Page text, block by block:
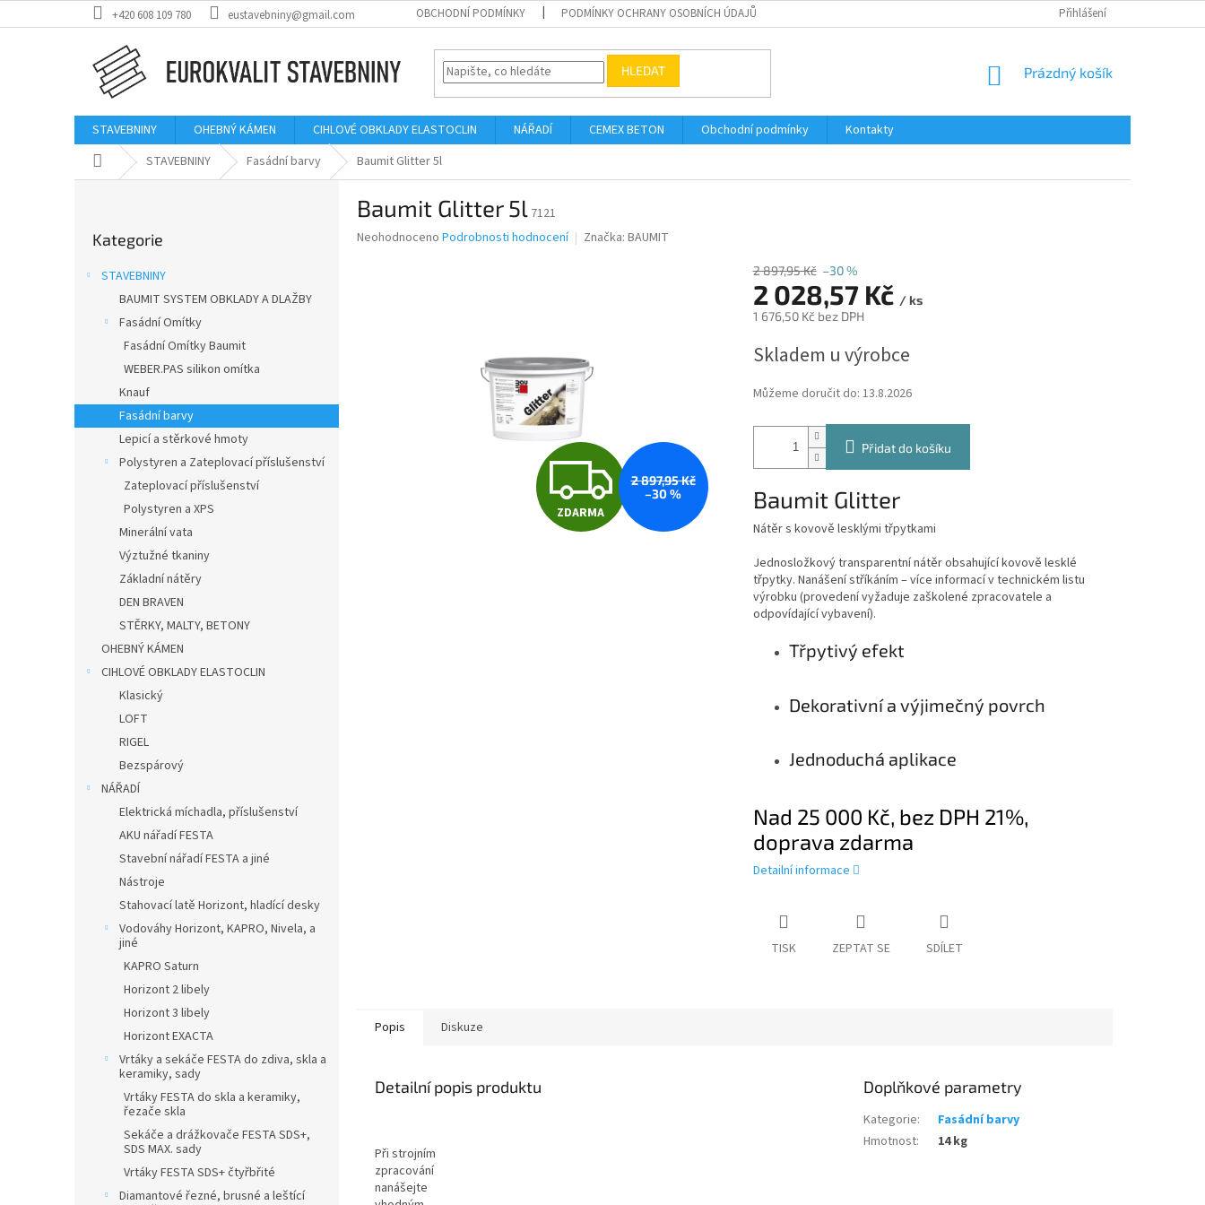
na
+420 608 109 780 eustavebniny@gmail.com OBCHODNÍ PODMÍNKY PODMÍNKY OCHRANY OSOBNÍCH ÚDAJŮ Přihlášení
HLEDAT
NÁKUPNÍ
Prázdný košík
STAVEBNINY OHEBNÝ KÁMEN CIHLOVÉ OBKLADY ELASTOCLIN NÁŘADÍ CEMEX BETON Obchodní podmínky
Kontakty
Domů STAVEBNINY Fasádní barvy Baumit Glitter 5l
n
e
kategorie
Kategorie
STAVEBNINY
BAUMIT SYSTEM OBKLADY A DLAŽBY
Fasádní Omítky
Fasádní Omítky Baumit
WEBER.PAS silikon omítka
Knauf
Fasádní barvy
Lepicí a stěrkové hmoty
Polystyren a Zateplovací příslušenství
Zateplovací příslušenství
Polystyren a XPS
Minerální vata
Výztužné tkaniny
Základní nátěry
DEN BRAVEN
STĚRKY, MALTY, BETONY
OHEBNÝ KÁMEN
CIHLOVÉ OBKLADY ELASTOCLIN
Klasický
LOFT
RIGEL
Bezspárový
NÁŘADÍ
Elektrická míchadla, příslušenství
AKU nářadí FESTA
Stavební nářadí FESTA a jiné
Nástroje
Stahovací latě Horizont, hladící desky
Vodováhy Horizont, KAPRO, Nivela, a
jiné
KAPRO Saturn
Horizont 2 libely
Horizont 3 libely
Horizont EXACTA
Vrtáky a sekáče FESTA do zdiva, skla a
keramiky, sady
Vrtáky FESTA do skla a keramiky,
řezače skla
Sekáče a drážkovače FESTA SDS+,
SDS MAX. sady
Vrtáky FESTA SDS+ čtyřbřité
Diamantové řezné, brusné a leštící
Baumit Glitter 5l 7121
Průměrné
Neohodnoceno Podrobnosti hodnocení Značka: BAUMIT
Z
D
ZDARMA
2 897,95 Kč
–30 %
2 897,95 Kč –30 %
2 028,57 Kč / ks
1 676,50 Kč bez DPH
cena:
Skladem u výrobce
Můžeme doručit do: 13.8.2026
Přidat do košíku
Baumit Glitter
Nátěr s kovově lesklými třpytkami
Jednosložkový transparentní nátěr obsahující kovově lesklé
třpytky. Nanášení stříkáním – více informací v technickém listu
výrobku (provedení vyžaduje zaškolené zpracovatele a
odpovídající vybavení).
Třpytivý efekt
Dekorativní a výjimečný povrch
Jednoduchá aplikace
Nad 25 000 Kč, bez DPH 21%,
doprava zdarma
Detailní informace
TISK ZEPTAT SE SDÍLET
Popis Diskuze
Detailní popis produktu
Při strojním
zpracování
nanášejte
Doplňkové parametry
Kategorie:
Fasádní barvy
Hmotnost: 14 kg